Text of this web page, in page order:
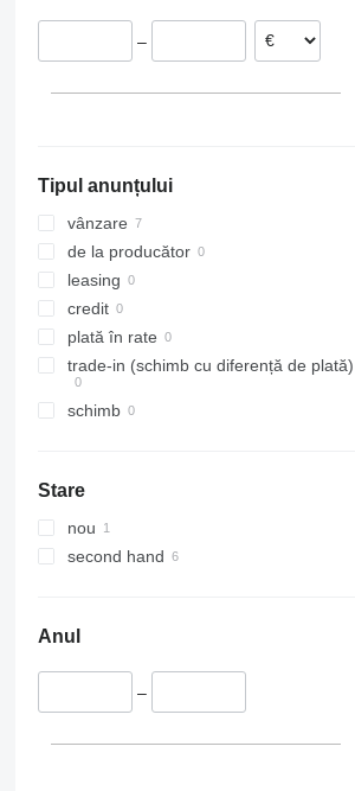
–
Tipul anunțului
vânzare
de la producător
leasing
credit
plată în rate
trade-in (schimb cu diferență de plată)
schimb
Stare
nou
second hand
Anul
–